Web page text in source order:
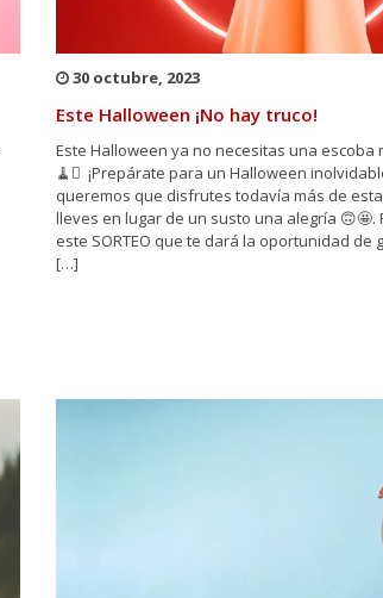
30 octubre, 2023
Este Halloween ¡No hay truco!
Este Halloween ya no necesitas una escoba
🧹✨ ⁣ ¡Prepárate para un Halloween
queremos que disfrutes todavía más de
lleves en lugar de un susto una alegría 🙃🤩.
este SORTEO que te dará la oportunidad de
[…]